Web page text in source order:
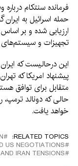
فرمانده سنتکام
حمله اسرائیل به
ارزیابی شده و بر
تجهیزات و سیستم‌های
این درحالیست که
پیشنهاد امریکا که
متقابل برای توافق
حالی که دونالد
خواهد یافت.
RELATED TOPICS:
US NEGOTIATIONS
IRAN TENSIONS